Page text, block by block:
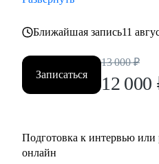
Ближайшая запись11
Записаться
13 000 ₽
12 000
Подготовка к интервью или
онлайн